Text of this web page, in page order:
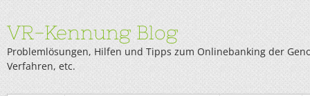
VR-Kennung Blog
Problemlösungen, Hilfen und Tipps zum Onlinebanking der
Verfahren, etc.